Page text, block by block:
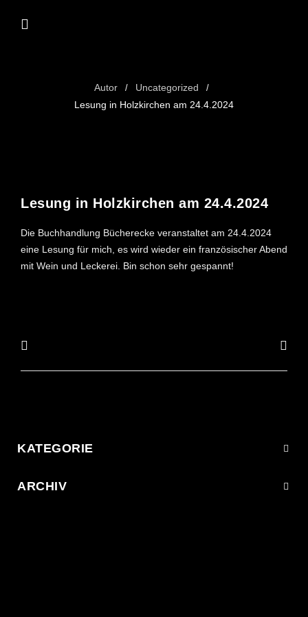
Autor / Uncategorized /
Lesung in Holzkirchen am 24.4.2024
Lesung in Holzkirchen am 24.4.2024
Die Buchhandlung Bücherecke veranstaltet am 24.4.2024
eine Lesung für mich, es wird wieder ein französischer Abend
mit Wein und Leckerei. Bin schon sehr gespannt!
KATEGORIE
ARCHIV